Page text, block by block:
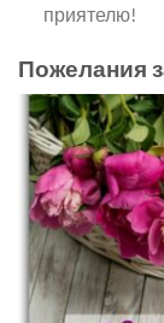
приятелю!
Пожелания